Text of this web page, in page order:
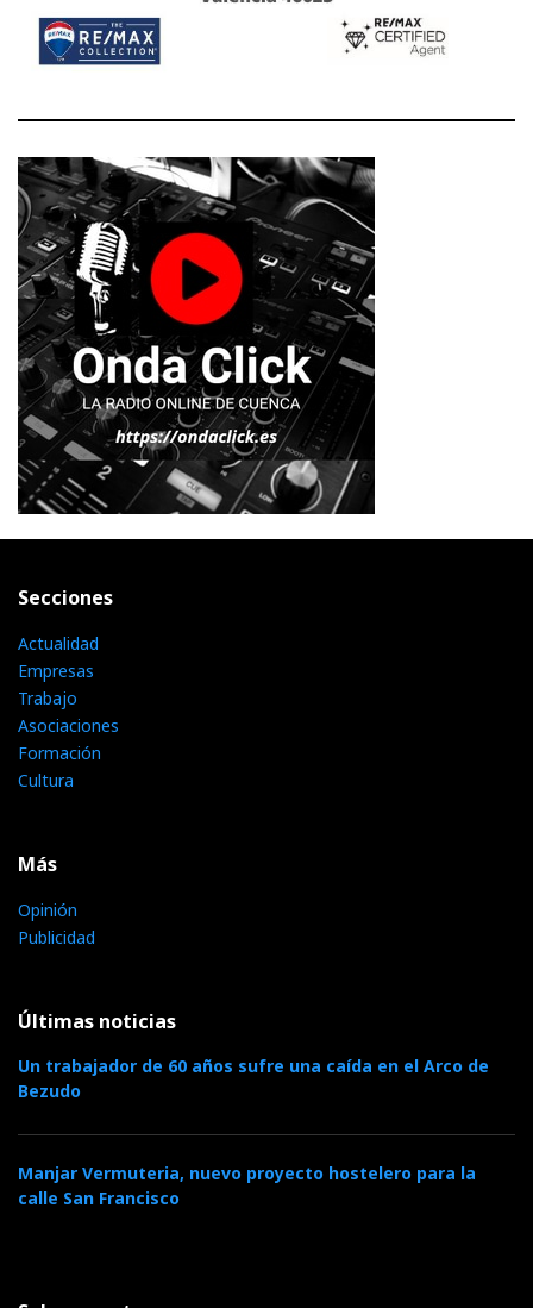
Secciones
Actualidad
Empresas
Trabajo
Asociaciones
Formación
Cultura
Más
Opinión
Publicidad
Últimas noticias
Un trabajador de 60 años sufre una caída en el Arco de
Bezudo
Manjar Vermuteria, nuevo proyecto hostelero para la
calle San Francisco